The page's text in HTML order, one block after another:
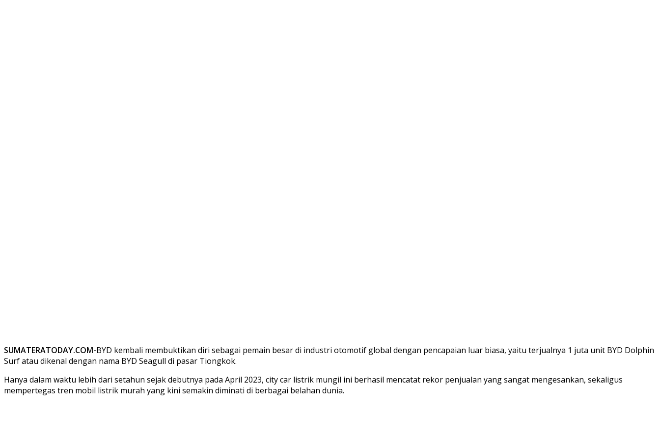
SUMATERATODAY.COM-BYD kembali membuktikan diri sebagai pemain besar di industri otomotif global dengan pencapaian luar biasa, yaitu terjualnya 1 juta unit BYD Dolphin
Surf atau dikenal dengan nama BYD Seagull di pasar Tiongkok.
Hanya dalam waktu lebih dari setahun sejak debutnya pada April 2023, city car listrik mungil ini berhasil mencatat rekor penjualan yang sangat mengesankan, sekaligus
mempertegas tren mobil listrik murah yang kini semakin diminati di berbagai belahan dunia.